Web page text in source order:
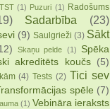
(1) Puzuri (1) Radošums
Sadarbība (23)
(9) Saulgrieži (3) Sākt
Skaņu pelde (1)
Spēka
akreditēts koučs
(5)
(4) Tests (2) Tici sev
spēle (7)
(1) Vebināra ieraksts